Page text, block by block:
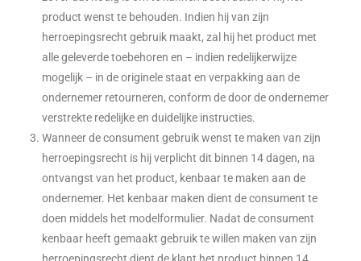
product wenst te behouden. Indien hij van zijn
herroepingsrecht gebruik maakt, zal hij het product met
alle geleverde toebehoren en – indien redelijkerwijze
mogelijk – in de originele staat en verpakking aan de
ondernemer retourneren, conform de door de ondernemer
verstrekte redelijke en duidelijke instructies.
Wanneer de consument gebruik wenst te maken van zijn
herroepingsrecht is hij verplicht dit binnen 14 dagen, na
ontvangst van het product, kenbaar te maken aan de
ondernemer. Het kenbaar maken dient de consument te
doen middels het modelformulier. Nadat de consument
kenbaar heeft gemaakt gebruik te willen maken van zijn